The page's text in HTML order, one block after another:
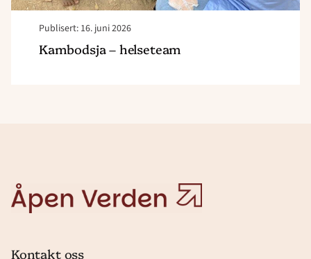
Publisert: 16. juni 2026
Kambodsja – helseteam
Åpen
Verden
Kontakt oss